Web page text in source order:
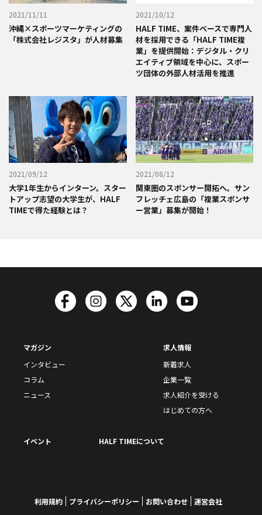
2021/11/11
沖縄×スポーツマーケティングの
「株式会社レジスタ」が人材募集
2021/10/12
HALF TIME、案件ベースで専門人
材を採用できる「HALF TIME複
業」を提供開始：デジタル・クリ
エイティブ領域を中心に、スポー
ツ団体の外部人材活用を推進
2021/09/12
大学1年生からインターン。スター
トアップ志望の大学生が、HALF
TIMEで得た経験とは？
2021/08/12
関東圏のスポンサー開拓へ。サン
フレッチェ広島の「複業スポンサ
ー営業」募集が開始！
マガジン
インタビュー
コラム
ニュース
求人情報
新着求人
企業一覧
求人紹介を受ける
はじめての方へ
イベント HALF TIMEについて
利用規約 プライバシーポリシー お問い合わせ 運営会社